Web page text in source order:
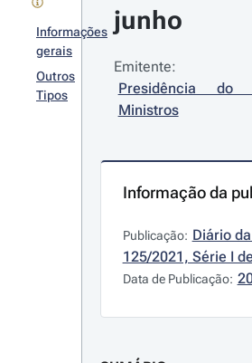
Informações
gerais
Outros
Tipos
junho
Emitente:
Presidência do
Ministros
Informação da
Publicação: Diário
125/2021, Série I
Data de Publicação: